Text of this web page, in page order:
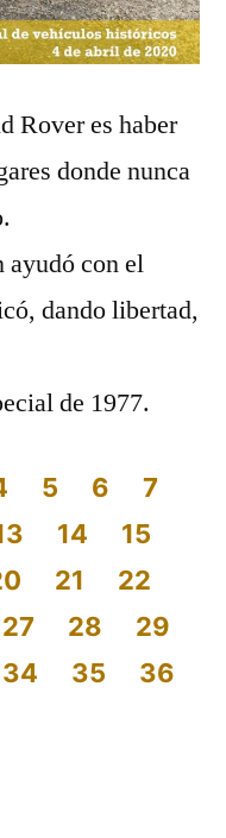
Rover es haber
donde nunca
ayudó con el
dando libertad,
de 1977.
5 6
7
14
15
21
22
27 28
29
34 35
36